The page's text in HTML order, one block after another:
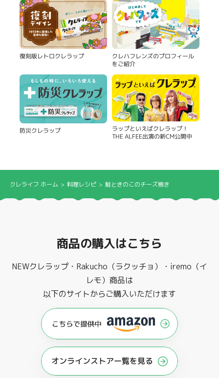
復刻版レトロクレラップ クレハフレンズのプロフィール
をご紹介
防災クレラップ ラップといえばクレラップ！
THE ALFEE出演の新CM公開中
クレライフ ホーム 料理レシピ 鮭ときのこのチーズ焼き
商品の購入はこちら
NEWクレラップ・Rakucho（ラクッチョ）・iremo（イ
レモ）商品は
以下のサイトからご購入いただけます
オンラインストアー覧を見る